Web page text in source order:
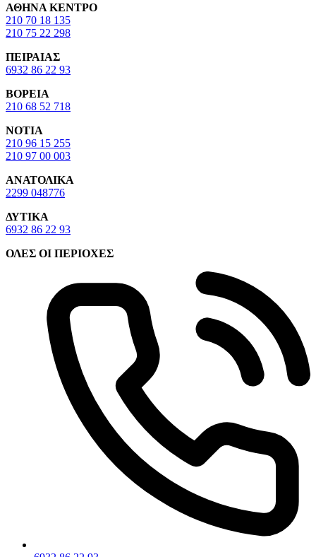
ΑΘΗΝΑ ΚΕΝΤΡΟ
210 70 18 135
210 75 22 298
ΠΕΙΡΑΙΑΣ
6932 86 22 93
ΒΟΡΕΙΑ
210 68 52 718
ΝΟΤΙΑ
210 96 15 255
210 97 00 003
ΑΝΑΤΟΛΙΚΑ
2299 048776
ΔΥΤΙΚΑ
6932 86 22 93
ΟΛΕΣ ΟΙ ΠΕΡΙΟΧΕΣ